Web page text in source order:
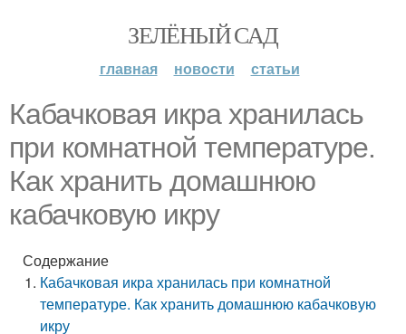
ЗЕЛЁНЫЙ САД
главная новости статьи
Кабачковая икра хранилась
при комнатной температуре.
Как хранить домашнюю
кабачковую икру
Содержание
Кабачковая икра хранилась при комнатной
температуре. Как хранить домашнюю кабачковую
икру